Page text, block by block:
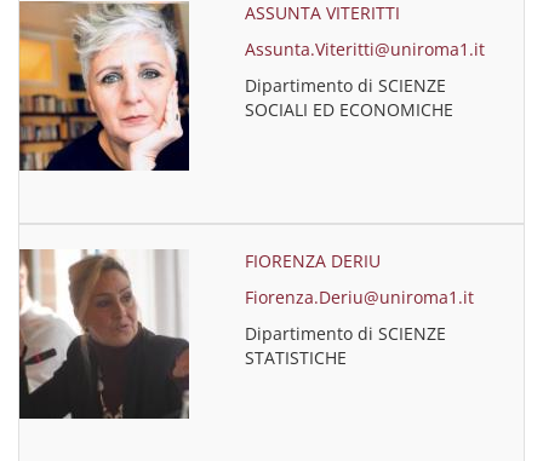
ASSUNTA VITERITTI
Assunta.Viteritti@uniroma1.it
Dipartimento di SCIENZE
SOCIALI ED ECONOMICHE
FIORENZA DERIU
Fiorenza.Deriu@uniroma1.it
Dipartimento di SCIENZE
STATISTICHE